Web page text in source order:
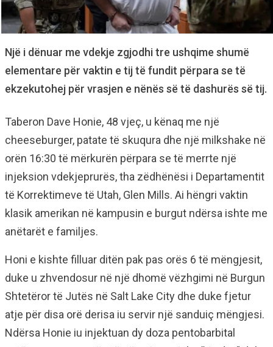
Një i dënuar me vdekje zgjodhi tre ushqime shumë
elementare për vaktin e tij të fundit përpara se të
ekzekutohej për vrasjen e nënës së të dashurës së tij.
Taberon Dave Honie, 48 vjeç, u kënaq me një
cheeseburger, patate të skuqura dhe një milkshake në
orën 16:30 të mërkurën përpara se të merrte një
injeksion vdekjeprurës, tha zëdhënësi i Departamentit
të Korrektimeve të Utah, Glen Mills. Ai hëngri vaktin
klasik amerikan në kampusin e burgut ndërsa ishte me
anëtarët e familjes.
Honi e kishte filluar ditën pak pas orës 6 të mëngjesit,
duke u zhvendosur në një dhomë vëzhgimi në Burgun
Shtetëror të Jutës në Salt Lake City dhe duke fjetur
atje për disa orë derisa iu servir një sanduiç mëngjesi.
Ndërsa Honie iu injektuan dy doza pentobarbital